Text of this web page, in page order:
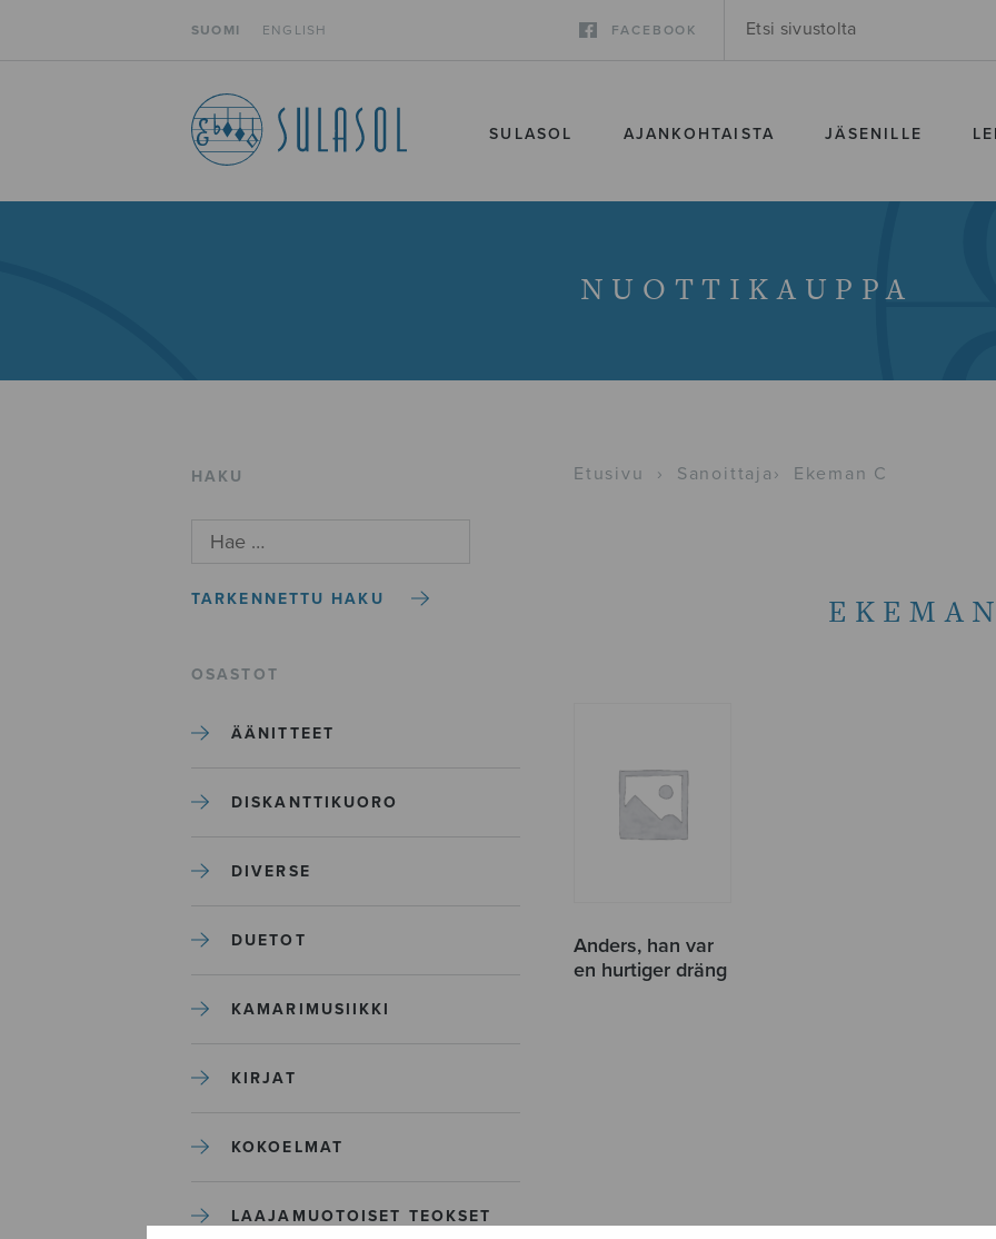
SUOMI ENGLISH FACEBOOK
SULASOL AJANKOHTAISTA JÄSENILLE
NUOTTIKAUPPA
HAKU
TARKENNETTU HAKU
OSASTOT
ÄÄNITTEET
DISKANTTIKUORO
DIVERSE
DUETOT
KAMARIMUSIIKKI
KIRJAT
KOKOELMAT
LAAJAMUOTOISET TEOKSET
Etusivu › Sanoittaja › Ekeman C
Anders, han var
en hurtiger dräng